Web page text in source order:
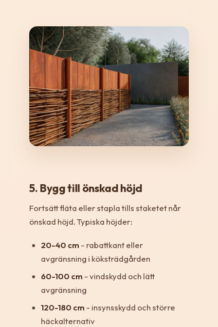
5. Bygg till önskad höjd
Fortsätt fläta eller stapla tills staketet når
önskad höjd. Typiska höjder:
20-40 cm - rabattkant eller
avgränsning i köksträdgården
60-100 cm - vindskydd och lätt
avgränsning
120-180 cm - insynsskydd och större
häckalternativ